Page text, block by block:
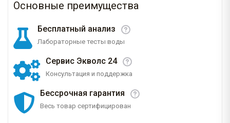
Основные преимущества
Бесплатный анализ
Лабораторные тесты воды
Сервис Экволс 24
Консультация и поддержка
Бессрочная гарантия
Весь товар сертифицирован